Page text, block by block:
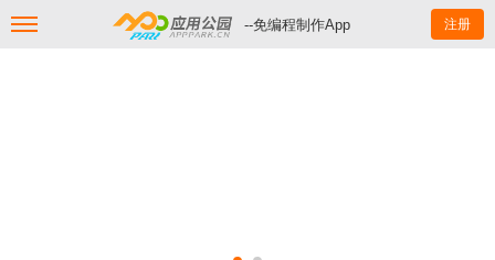
--免编程制作App 注册